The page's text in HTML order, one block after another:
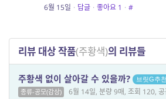
6월 15일 · 답글 · 좋아요 1 · #
리뷰 대상 작품(주황색)의 리뷰들
주황색 없이 살아갈 수 있을까? 브릿G추천
종류-공모(감상)
6월 14일, 분량 9매, 조회 120,